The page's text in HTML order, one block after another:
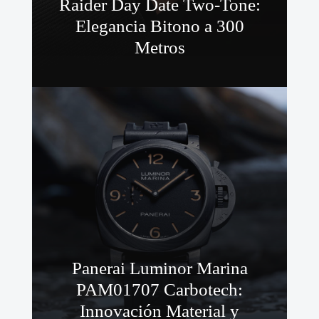
Raider Day Date Two-Tone:
Elegancia Bitono a 300
Metros
Panerai Luminor Marina
PAM01707 Carbotech:
Innovación Material y